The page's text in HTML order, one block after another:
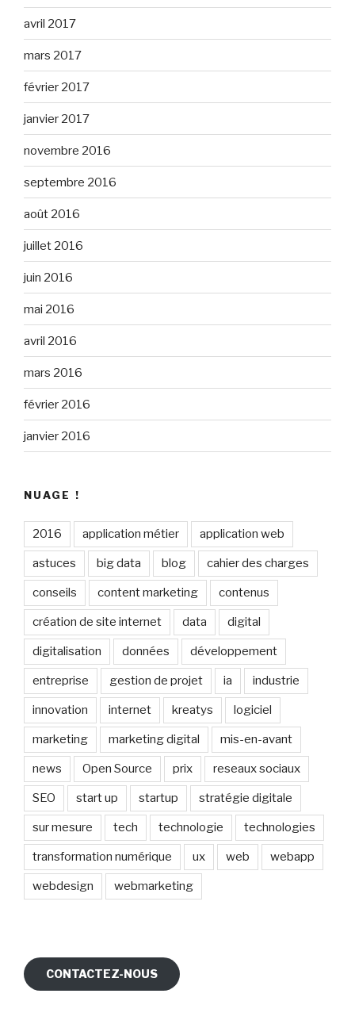
avril 2017
mars 2017
février 2017
janvier 2017
novembre 2016
septembre 2016
août 2016
juillet 2016
juin 2016
mai 2016
avril 2016
mars 2016
février 2016
janvier 2016
NUAGE !
2016 application métier application web
astuces big data blog cahier des charges
conseils content marketing contenus
création de site internet data digital
digitalisation données développement
entreprise gestion de projet ia industrie
innovation internet kreatys logiciel
marketing marketing digital mis-en-avant
news Open Source prix reseaux sociaux
SEO start up startup stratégie digitale
sur mesure tech technologie technologies
transformation numérique ux web webapp
webdesign webmarketing
CONTACTEZ-NOUS